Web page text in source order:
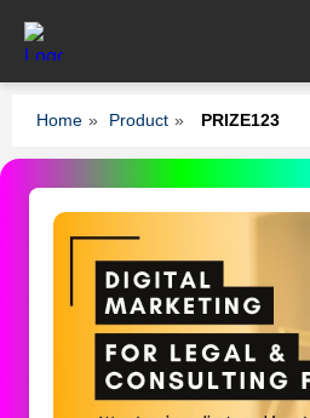
Home » Product » PRIZE123